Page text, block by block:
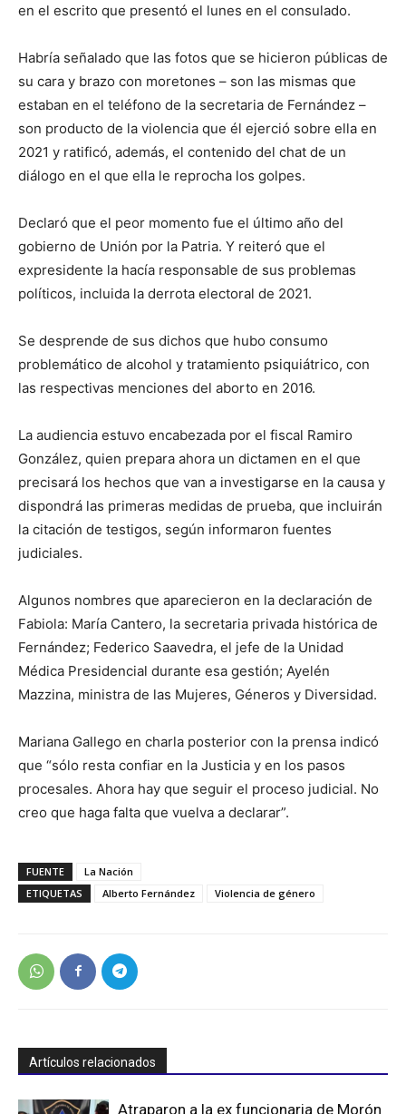
en el escrito que presentó el lunes en el consulado.
Habría señalado que las fotos que se hicieron públicas de
su cara y brazo con moretones – son las mismas que
estaban en el teléfono de la secretaria de Fernández –
son producto de la violencia que él ejerció sobre ella en
2021 y ratificó, además, el contenido del chat de un
diálogo en el que ella le reprocha los golpes.
Declaró que el peor momento fue el último año del
gobierno de Unión por la Patria. Y reiteró que el
expresidente la hacía responsable de sus problemas
políticos, incluida la derrota electoral de 2021.
Se desprende de sus dichos que hubo consumo
problemático de alcohol y tratamiento psiquiátrico, con
las respectivas menciones del aborto en 2016.
La audiencia estuvo encabezada por el fiscal Ramiro
González, quien prepara ahora un dictamen en el que
precisará los hechos que van a investigarse en la causa y
dispondrá las primeras medidas de prueba, que incluirán
la citación de testigos, según informaron fuentes
judiciales.
Algunos nombres que aparecieron en la declaración de
Fabiola: María Cantero, la secretaria privada histórica de
Fernández; Federico Saavedra, el jefe de la Unidad
Médica Presidencial durante esa gestión; Ayelén
Mazzina, ministra de las Mujeres, Géneros y Diversidad.
Mariana Gallego en charla posterior con la prensa indicó
que “sólo resta confiar en la Justicia y en los pasos
procesales. Ahora hay que seguir el proceso judicial. No
creo que haga falta que vuelva a declarar”.
FUENTE
La Nación
ETIQUETAS
Alberto Fernández Violencia de género
Artículos relacionados
Atraparon a la ex funcionaria de Morón